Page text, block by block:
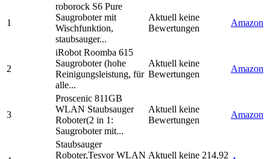
1
roborock S6 Pure
Saugroboter mit
Wischfunktion,
staubsauger...
Aktuell keine
Bewertungen
Amazon
2
iRobot Roomba 615
Saugroboter (hohe
Reinigungsleistung, für
alle...
Aktuell keine
Bewertungen
Amazon
3
Proscenic 811GB
WLAN Staubsauger
Roboter(2 in 1:
Saugroboter mit...
Aktuell keine
Bewertungen
Amazon
Staubsauger
Roboter,Tesvor WLAN Aktuell keine 214,92